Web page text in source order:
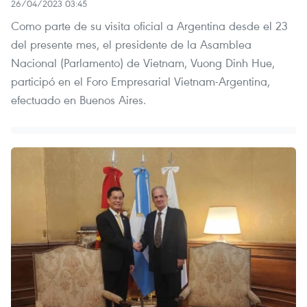
26/04/2023 03:45
Como parte de su visita oficial a Argentina desde el 23
del presente mes, el presidente de la Asamblea
Nacional (Parlamento) de Vietnam, Vuong Dinh Hue,
participó en el Foro Empresarial Vietnam-Argentina,
efectuado en Buenos Aires.